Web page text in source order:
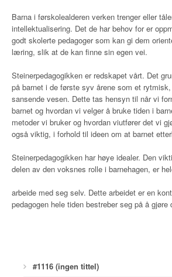
Barna i førskolealderen verken trenger eller
intellektualisering. Det de har behov for er
godt skolerte pedagoger som kan gi dem
læring, slik at de kan finne sin egen vei.
Steinerpedagogikken er redskapet vårt. Det
på barnet i de første syv årene som et
sansende vesen. Dette tas hensyn til når vi
barnet og hvordan vi velger å bruke tiden i
metoder vi bruker og hvordan viutfører det vi
også viktig, i forhold til ideen om at barnet
Steinerpedagogikken har høye idealer. Den
delen av den voksnes rolle i barnehagen, er
arbeide med seg selv. Dette arbeidet er en
pedagogen hele tiden bestreber seg på å gjøre
#1116 (ingen tittel)